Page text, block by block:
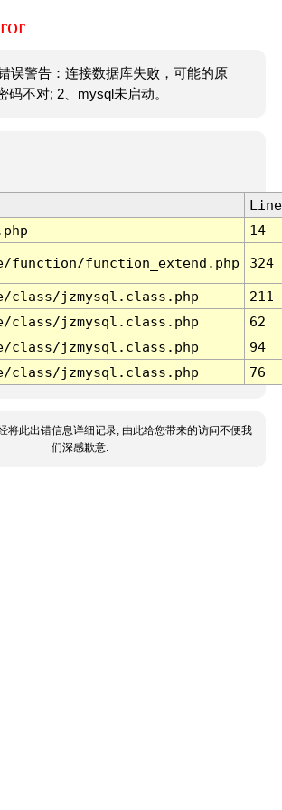
误警告：连接数据库失败，可能的原
码不对; 2、mysql未启动。
Line
14
function/function_extend.php 324
class/jzmysql.class.php
211
class/jzmysql.class.php
62
class/jzmysql.class.php
94
class/jzmysql.class.php 76
将此出错信息详细记录, 由此给您带来的访问不便我
们深感歉意.